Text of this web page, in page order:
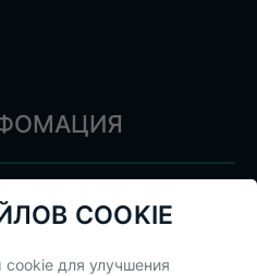
46COOKIE
для улучшения